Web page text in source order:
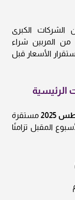
الشركات الكبرى
من المربين شراء
الأسعار قبل
الرئيسية
مستقرة
المقبل تزامنًا